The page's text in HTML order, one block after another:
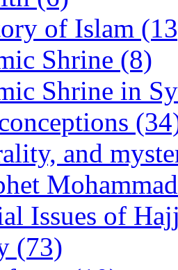
of Islam
Shrine (8)
Shrine in
and
Issues of
(73)